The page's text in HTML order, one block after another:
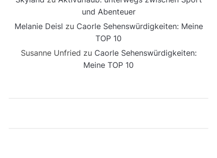
und Abenteuer
Melanie Deisl zu Caorle Sehenswürdigkeiten: Meine
TOP 10
Susanne Unfried zu Caorle Sehenswürdigkeiten:
Meine TOP 10